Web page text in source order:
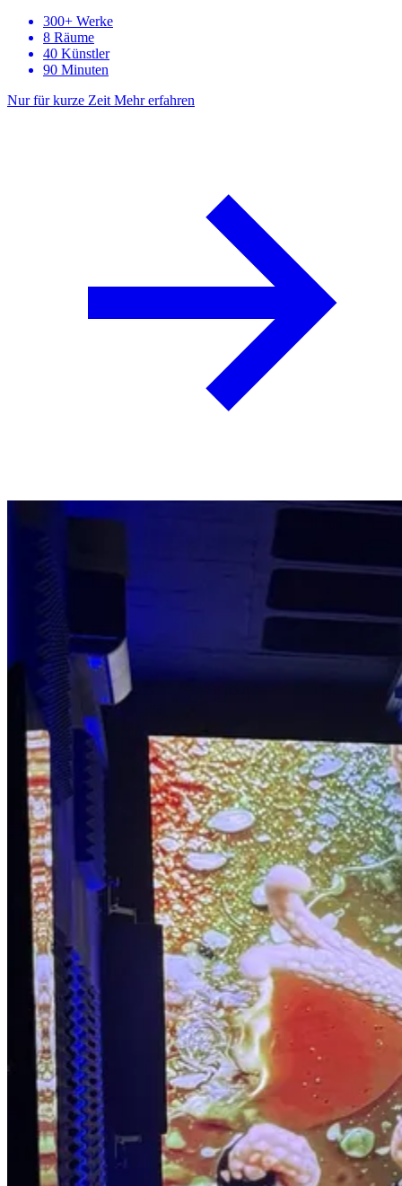
300+ Werke
8 Räume
40 Künstler
90 Minuten
Nur für kurze Zeit Mehr erfahren